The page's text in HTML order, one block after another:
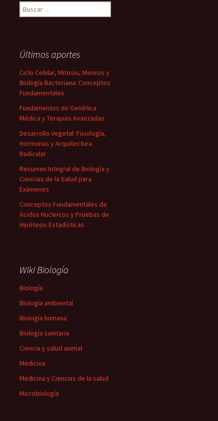
Buscar:
Últimos aportes
Ciclo Celular, Mitosis, Meiosis y
Biología Bacteriana: Conceptos
Fundamentales
Fundamentos de Genética
Médica y Terapias Avanzadas
Desarrollo Vegetal: Fisiología,
Hormonas y Arquitectura
Radicular
Resumen Integral de Biología y
Ciencias de la Salud para
Exámenes
Conceptos Fundamentales de
Ácidos Nucleicos y Pruebas de
Hipótesis Estadísticas
Wiki Biología
Biología
Biología ambiental
Biología humana
Biología sanitaria
Ciencia y salud animal
Medicina
Medicina y Ciencias de la salud
Microbiología